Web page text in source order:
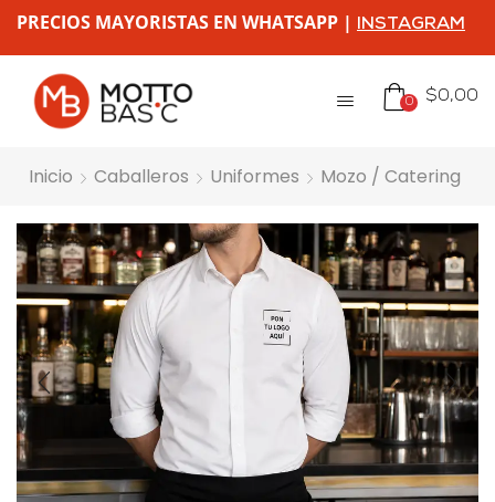
PRECIOS MAYORISTAS EN WHATSAPP | INSTAGRAM
0 $0,00
Inicio Caballeros Uniformes Mozo / Catering